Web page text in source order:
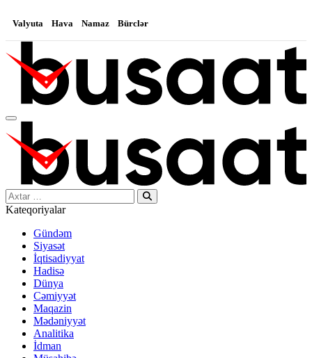
Valyuta Hava Namaz Bürclər
Search…
Kateqoriyalar
Gündəm
Siyasət
İqtisadiyyat
Hadisə
Dünya
Cəmiyyət
Maqazin
Mədəniyyət
Analitika
İdman